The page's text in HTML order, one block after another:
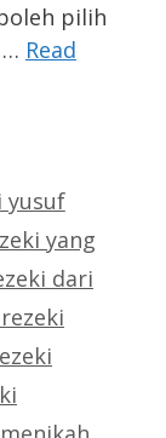
pilih
Read
yusuf
yang
dari